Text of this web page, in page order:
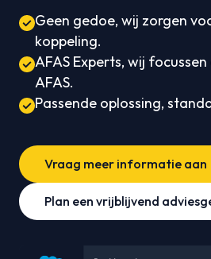
Geen gedoe, wij zorgen
koppeling.
AFAS Experts, wij
AFAS.
Passende oplossing,
Vraag meer informatie aan
Plan een vrijblijvend